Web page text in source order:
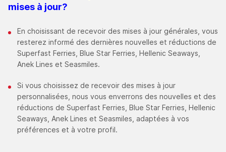
mises à jour?
En choisissant de recevoir des mises à jour générales, vous
resterez informé des dernières nouvelles et réductions de
Superfast Ferries, Blue Star Ferries, Hellenic Seaways,
Anek Lines et Seasmiles.
Si vous choisissez de recevoir des mises à jour
personnalisées, nous vous enverrons des nouvelles et des
réductions de Superfast Ferries, Blue Star Ferries, Hellenic
Seaways, Anek Lines et Seasmiles, adaptées à vos
préférences et à votre profil.